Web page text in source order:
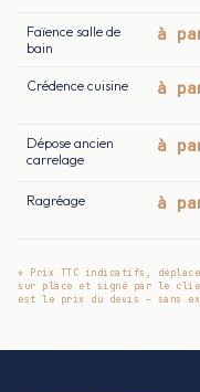
Faïence salle de
bain
à
Crédence cuisine à
Dépose ancien
carrelage
à
Ragréage à
* Prix TTC indicatifs,
sur place et signé par le
est le prix du devis — sans